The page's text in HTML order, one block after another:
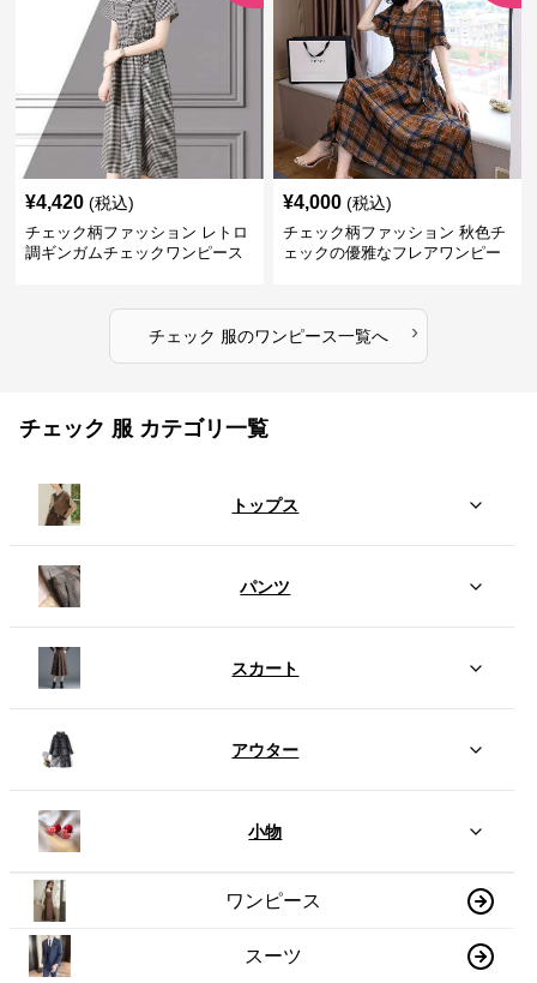
¥4,420 (税込)
チェック柄ファッション レトロ
調ギンガムチェックワンピース
¥4,000 (税込)
チェック柄ファッション 秋色チ
ェックの優雅なフレアワンピー
チェック 服のワンピース一覧へ ›
チェック 服 カテゴリ一覧
トップス
パンツ
スカート
アウター
小物
ワンピース
スーツ